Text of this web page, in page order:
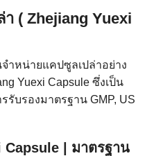
( Zhejiang Yuexi
ำหน่ายแคปซูลเปล่าอย่าง
Yuexi Capsule ซึ่งเป็น
บรองมาตรฐาน GMP, US
Capsule | มาตรฐาน